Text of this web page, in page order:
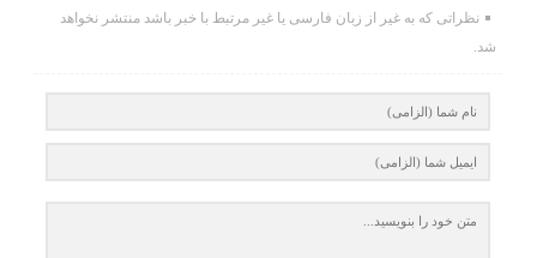
نظراتی که به غیر از زبان فارسی یا غیر مرتبط با خبر باشد منتشر نخواهد
شد.